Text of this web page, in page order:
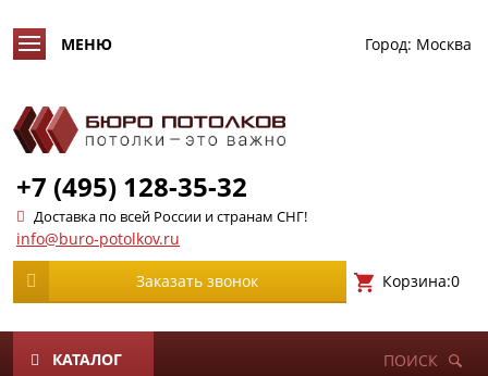
Город: Москва
+7 (495) 128-35-32
Доставка по всей России и странам СНГ!
info@buro-potolkov.ru
Заказать звонок Корзина:0
КАТАЛОГ ПОИСК